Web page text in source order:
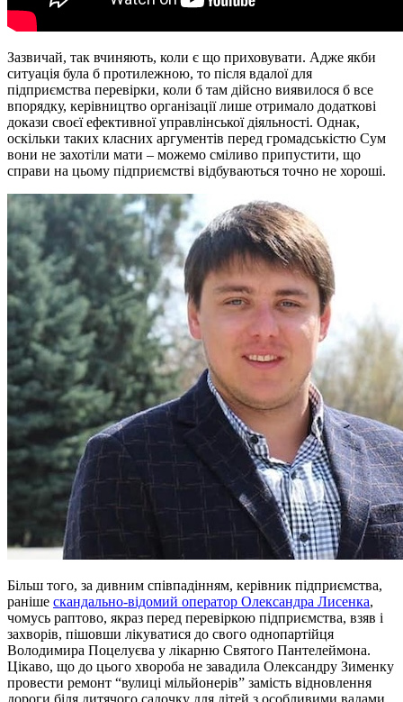
Зазвичай, так вчиняють, коли є що приховувати. Адже якби
ситуація була б протилежною, то після вдалої для
підприємства перевірки, коли б там дійсно виявилося б все
впорядку, керівництво організації лише отримало додаткові
докази своєї ефективної управлінської діяльності. Однак,
оскільки таких класних аргументів перед громадськістю Сум
вони не захотіли мати – можемо сміливо припустити, що
справи на цьому підприємстві відбуваються точно не хороші.
Більш того, за дивним співпадінням, керівник підприємства,
раніше скандально-відомий оператор Олександра Лисенка,
чомусь раптово, якраз перед перевіркою підприємства, взяв і
захворів, пішовши лікуватися до свого однопартійця
Володимира Поцелуєва у лікарню Святого Пантелеймона.
Цікаво, що до цього хвороба не завадила Олександру Зименку
провести ремонт “вулиці мільйонерів” замість відновлення
дороги біля дитячого садочку для дітей з особливими вадами,